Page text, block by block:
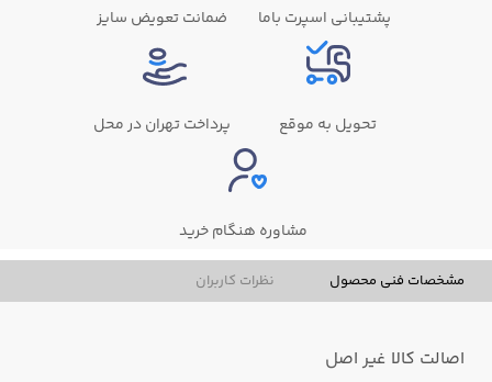
پشتیبانی اسپرت باما ضمانت تعویض سایز
تحویل به موقع پرداخت تهران در محل
مشاوره هنگام خرید
مشخصات فنی محصول نظرات کاربران
اصالت کالا غیر اصل